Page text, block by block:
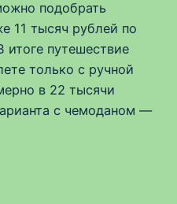
подобрать
11 тысяч рублей по
итоге путешествие
только с ручной
в 22 тысячи
с чемоданом —